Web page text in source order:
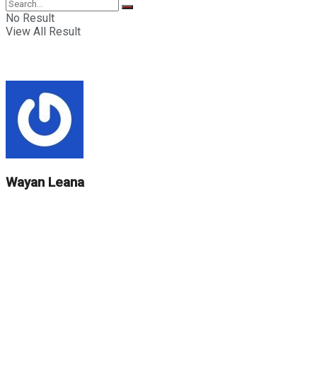
No Result
View All Result
Wayan Leana